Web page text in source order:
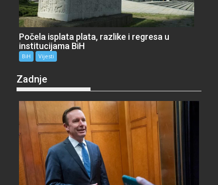
Počela isplata plata, razlike i regresa u
institucijama BiH
BiH Vijesti
Zadnje